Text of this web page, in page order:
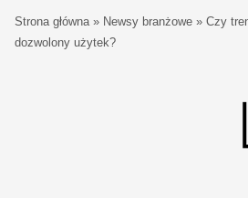
treści
Strona główna» Newsy branżowe » Czy
dozwolony użytek?
z